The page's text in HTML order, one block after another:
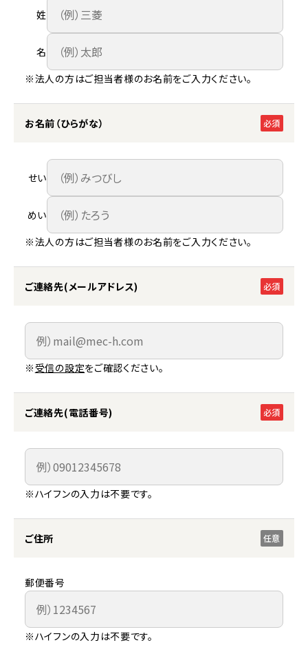
姓
名
※法人の方はご担当者様のお名前をご入力ください。
お名前（ひらがな） 必須
せい
めい
※法人の方はご担当者様のお名前をご入力ください。
ご連絡先(メールアドレス) 必須
※ 受信の設定をご確認ください。
ご連絡先(電話番号) 必須
※ハイフンの入力は不要です。
ご住所 任意
郵便番号
※ハイフンの入力は不要です。